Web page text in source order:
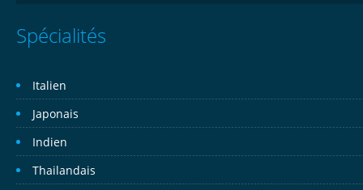
Spécialités
Italien
Japonais
Indien
Thailandais